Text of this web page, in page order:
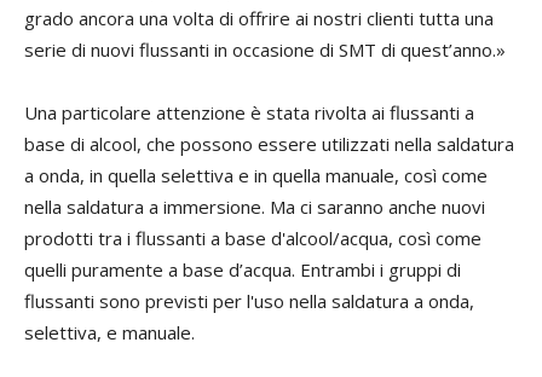
grado ancora una volta di offrire ai nostri clienti tutta una
serie di nuovi flussanti in occasione di SMT di quest’anno.»
Una particolare attenzione è stata rivolta ai flussanti a
base di alcool, che possono essere utilizzati nella saldatura
a onda, in quella selettiva e in quella manuale, così come
nella saldatura a immersione. Ma ci saranno anche nuovi
prodotti tra i flussanti a base d'alcool/acqua, così come
quelli puramente a base d’acqua. Entrambi i gruppi di
flussanti sono previsti per l'uso nella saldatura a onda,
selettiva, e manuale.